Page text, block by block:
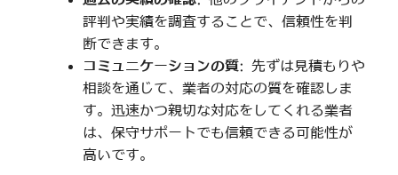
評判や実績を調査することで、信頼性を判
断できます。
コミュニケーションの質: 先ずは見積もりや
相談を通じて、業者の対応の質を確認しま
す。迅速かつ親切な対応をしてくれる業者
は、保守サポートでも信頼できる可能性が
高いです。